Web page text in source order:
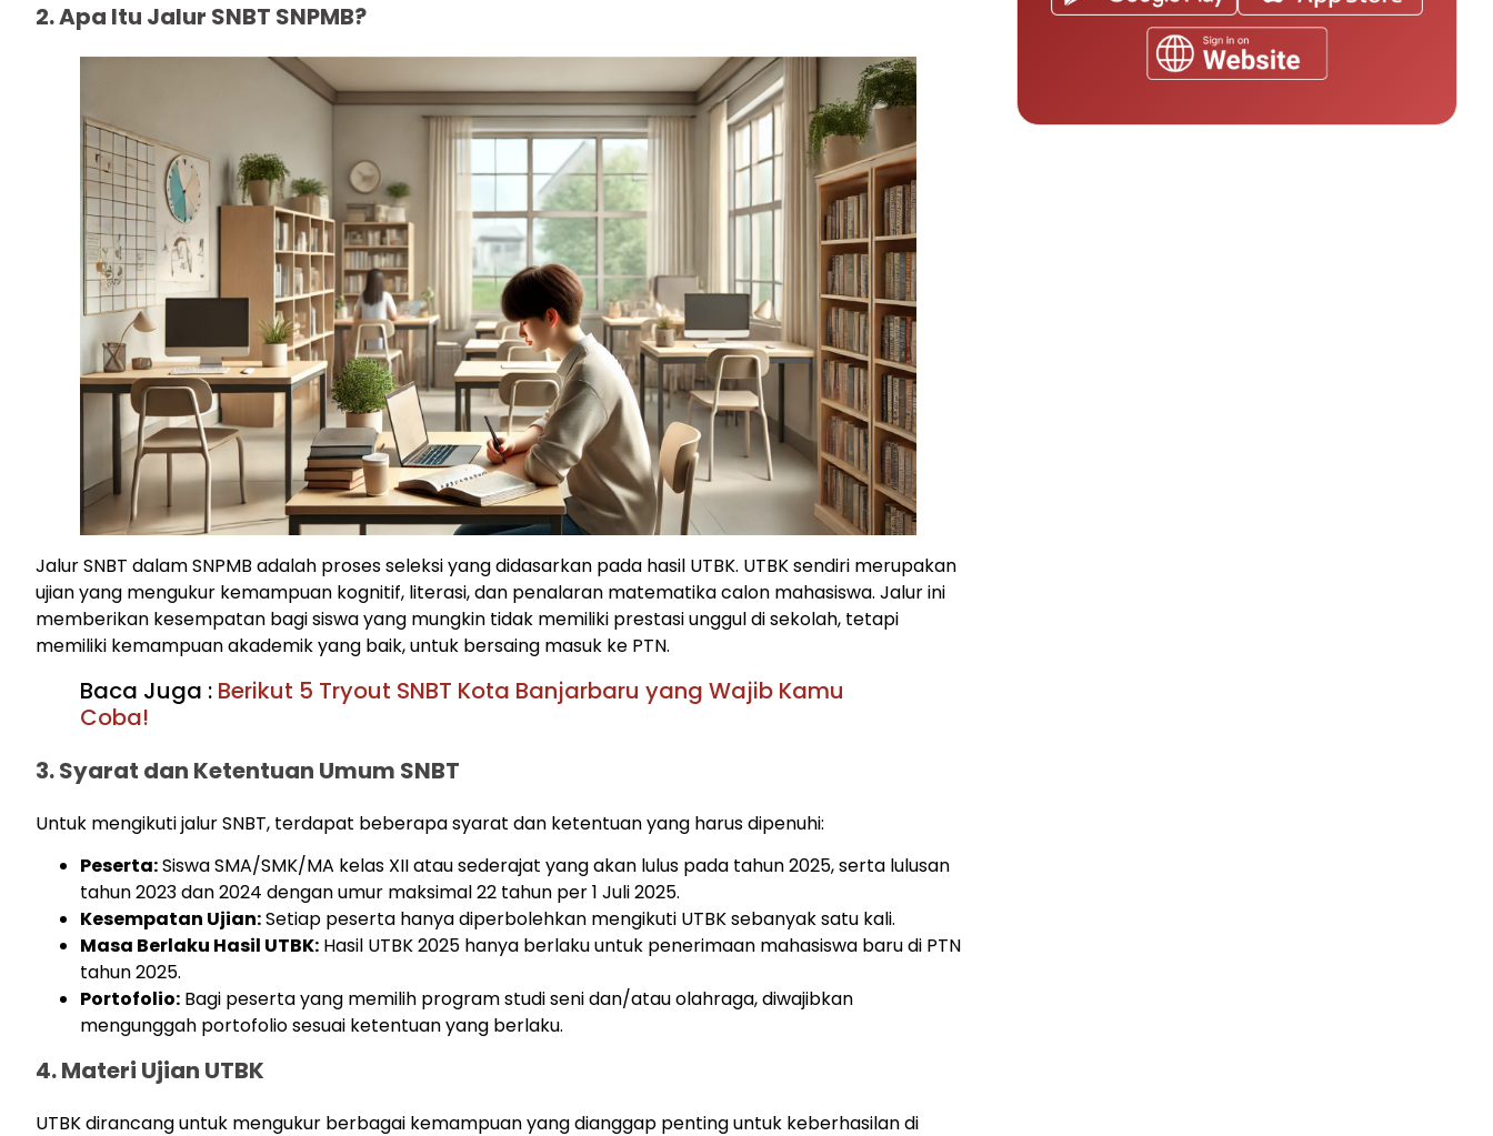
2. Apa Itu Jalur SNBT SNPMB?
Jalur SNBT dalam SNPMB adalah proses seleksi yang didasarkan pada hasil UTBK. UTBK sendiri merupakan
ujian yang mengukur kemampuan kognitif, literasi, dan penalaran matematika calon mahasiswa. Jalur ini
memberikan kesempatan bagi siswa yang mungkin tidak memiliki prestasi unggul di sekolah, tetapi
memiliki kemampuan akademik yang baik, untuk bersaing masuk ke PTN.
Baca Juga : Berikut 5 Tryout SNBT Kota Banjarbaru yang Wajib Kamu
Coba!
3. Syarat dan Ketentuan Umum SNBT
Untuk mengikuti jalur SNBT, terdapat beberapa syarat dan ketentuan yang harus dipenuhi:
Peserta:Siswa SMA/SMK/MA kelas XII atau sederajat yang akan lulus pada tahun 2025, serta lulusan
tahun 2023 dan 2024 dengan umur maksimal 22 tahun per 1 Juli 2025.
Kesempatan Ujian:Setiap peserta hanya diperbolehkan mengikuti UTBK sebanyak satu kali.
Masa Berlaku Hasil UTBK: Hasil UTBK 2025 hanya berlaku untuk penerimaan mahasiswa baru di PTN
tahun 2025.
Portofolio: Bagi peserta yang memilih program studi seni dan/atau olahraga, diwajibkan
mengunggah portofolio sesuai ketentuan yang berlaku.
4. Materi Ujian UTBK
UTBK dirancang untuk mengukur berbagai kemampuan yang dianggap penting untuk keberhasilan di